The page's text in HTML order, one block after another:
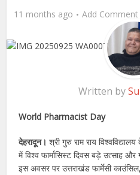
11 months ago Add Comment
Written by
World Pharmacist Day
देहरादून। श्री गुरु राम राय
में विश्व फार्मासिस्ट दिवस बड़े उत्साह और
इस अवसर पर उत्तराखंड फार्मेसी